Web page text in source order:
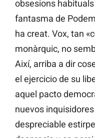
obsesions
fantasma de
ha creat. Vox, tan
monàrquic, no
Així, arriba a dir
el ejercicio de su
aquel pacto
nuevos
despreciable